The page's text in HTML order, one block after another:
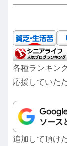
各種ランキン
応援していた
追加して頂け